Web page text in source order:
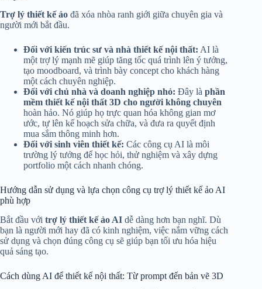
Trợ lý thiết kế ảo đã xóa nhòa ranh giới giữa chuyên gia và
người mới bắt đầu.
Đối với kiến trúc sư và nhà thiết kế nội thất: AI là
một trợ lý mạnh mẽ giúp tăng tốc quá trình lên ý tưởng,
tạo moodboard, và trình bày concept cho khách hàng
một cách chuyên nghiệp.
Đối với chủ nhà và doanh nghiệp nhỏ: Đây là phần
mềm thiết kế nội thất 3D cho người không chuyên
hoàn hảo. Nó giúp họ trực quan hóa không gian mơ
ước, tự lên kế hoạch sửa chữa, và đưa ra quyết định
mua sắm thông minh hơn.
Đối với sinh viên thiết kế: Các công cụ AI là môi
trường lý tưởng để học hỏi, thử nghiệm và xây dựng
portfolio một cách nhanh chóng.
Hướng dẫn sử dụng và lựa chọn công cụ trợ lý thiết kế ảo AI
phù hợp
Bắt đầu với trợ lý thiết kế ảo AI dễ dàng hơn bạn nghĩ. Dù
bạn là người mới hay đã có kinh nghiệm, việc nắm vững cách
sử dụng và chọn đúng công cụ sẽ giúp bạn tối ưu hóa hiệu
quả sáng tạo.
Cách dùng AI để thiết kế nội thất: Từ prompt đến bản vẽ 3D